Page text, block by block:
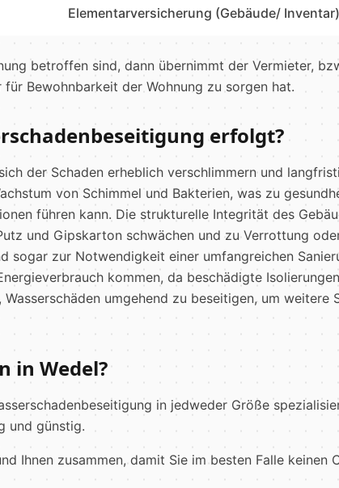
Elementarversicherung (Gebäude/ Inventar)
betroffen sind, dann übernimmt der Vermieter,
Bewohnbarkeit der Wohnung zu sorgen hat.
erfolgt?
der Schaden erheblich verschlimmern und
von Schimmel und Bakterien, was zu
führen kann. Die strukturelle Integrität des
und Gipskarton schwächen und zu Verrottung
sogar zur Notwendigkeit einer umfangreichen
kommen, da beschädigte
umgehend zu beseitigen, um weitere
in Wedel?
in jedweder Größe
und günstig.
Ihnen zusammen, damit Sie im besten Falle keinen